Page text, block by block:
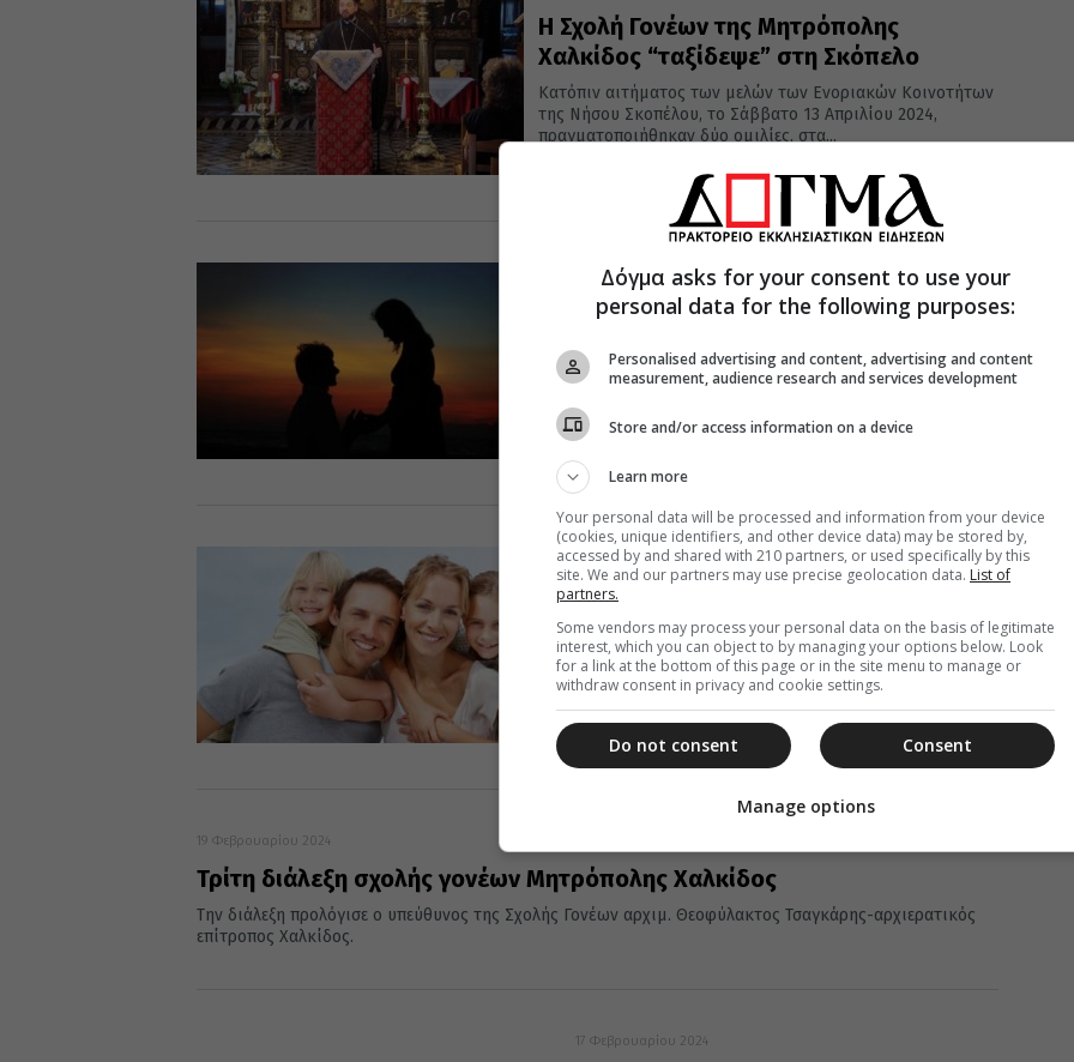
Η Σχολή Γονέων της Μητρόπολης
Χαλκίδος “ταξίδεψε” στη Σκόπελο
Κατόπιν αιτήματος των μελών των Ενοριακών Κοινοτήτων
της Νήσου Σκοπέλου, το Σάββατο 13 Απριλίου 2024,
πραγματοποιήθηκαν δύο ομιλίες, στα...
11 Απριλίου 2024
«Η σχέση ανάμεσα στο ζευγάρι»
Η 6η εκδήλωση της Σχολής Γονέων Βόλου θα
πραγματοποιηθεί την Κυριακή 14/4, στις 11.00 π.μ., στο
Συνεδριακό Κέντρο Θεσσαλίας, στο...
29 Φεβρουαρίου 2024
Εκδήλωση της Σχολής Γονέων Βόλου
Ομιλητής θα είναι ο κ. Ιάκωβος Μαρτίδης, Ψυχίατρος –
Ψυχοθεραπευτής, με θέμα «Πλάθοντας ευτιχισμένα παιδιά:
Μύθος ή πραγματικότητα;».
19 Φεβρουαρίου 2024
Τρίτη διάλεξη σχολής γονέων Μητρόπολης Χαλκίδος
Την διάλεξη προλόγισε ο υπεύθυνος της Σχολής Γονέων αρχιμ. Θεοφύλακτος Τσαγκάρης-αρχιερατικός
επίτροπος Χαλκίδος.
17 Φεβρουαρίου 2024
Δόγμα asks for your consent to use your
personal data for the following purposes:
Personalised advertising and content, advertising and content
measurement, audience research and services development
Store and/or access information on a device
Learn more
Your personal data will be processed and information from your device
(cookies, unique identifiers, and other device data) may be stored by,
accessed by and shared with 210 partners, or used specifically by this
site. We and our partners may use precise geolocation data. List of
partners.
Some vendors may process your personal data on the basis of legitimate
interest, which you can object to by managing your options below. Look
for a link at the bottom of this page or in the site menu to manage or
withdraw consent in privacy and cookie settings.
Consent
Do not consent
Manage options